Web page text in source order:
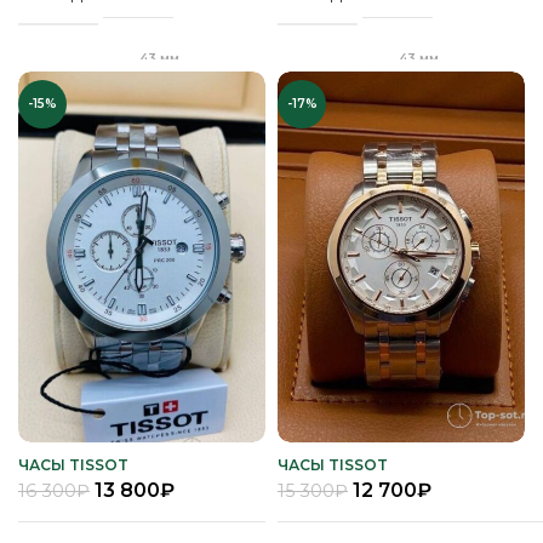
ЦВЕТ КОРПУСА
Комбинированный,
Серебро
ЦВЕТ РЕМЕШКА Черный
ЦИФЕРБЛАТ Белый
ЦВЕТ КОРПУСА
ЦВЕТ РЕМЕШКА Черный
ЦИФЕРБЛАТ Черный
ЗАСТЕЖКА Клипса
43 мм
ЗАСТЕЖКА "Бабочка"
КОРПУС
Качественная
часовая сталь
МЕХАНИЗМ Механика
ПОКРЫТИЕ
Полное
защитное IPG
покрытие
Часы мужские
РЕМЕНЬ
43 мм
ЗАСТЕЖКА Клипса
КОРПУС
Качественная
часовая сталь
МЕХАНИЗМ Кварц
ПОКРЫТИЕ
Полное
защитное IPS
покрытие
Часы мужские
РЕМЕНЬ
-15%
ЧАСЫ TISSOT
16 300₽ 13 800₽
-17%
ЧАСЫ TISSOT
15 300₽ 12 700₽